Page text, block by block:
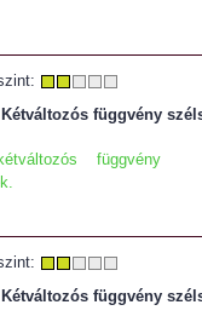
függvény
függvény
függvény